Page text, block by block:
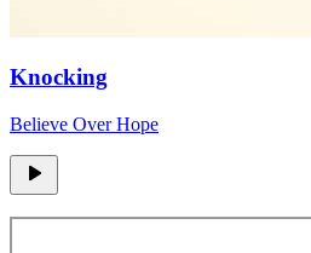
Knocking
Believe Over Hope